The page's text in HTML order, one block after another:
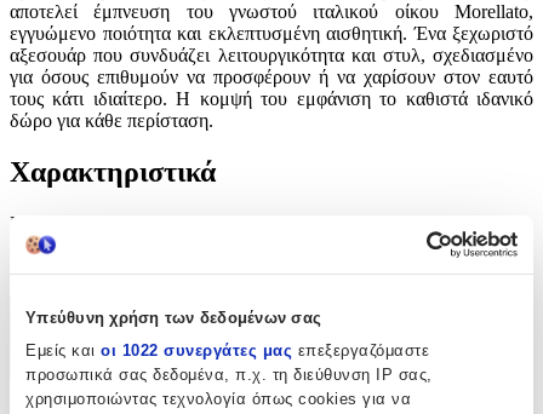
Υπεύθυνη χρήση των δεδομένων σας
Εμείς και οι 1022 συνεργάτες μας επεξεργαζόμαστε
προσωπικά σας δεδομένα, π.χ. τη διεύθυνση IP σας,
χρησιμοποιώντας τεχνολογία όπως cookies για να
αποτελεί έμπνευση του γνωστού ιταλικού οίκου Morellato,
εγγυώμενο ποιότητα και εκλεπτυσμένη αισθητική. Ένα ξεχωριστό
αξεσουάρ που συνδυάζει λειτουργικότητα και στυλ, σχεδιασμένο
για όσους επιθυμούν να προσφέρουν ή να χαρίσουν στον εαυτό
τους κάτι ιδιαίτερο. Η κομψή του εμφάνιση το καθιστά ιδανικό
δώρο για κάθε περίσταση.
Χαρακτηριστικά
Κατασκευαστής
Χαρακτηριστικά